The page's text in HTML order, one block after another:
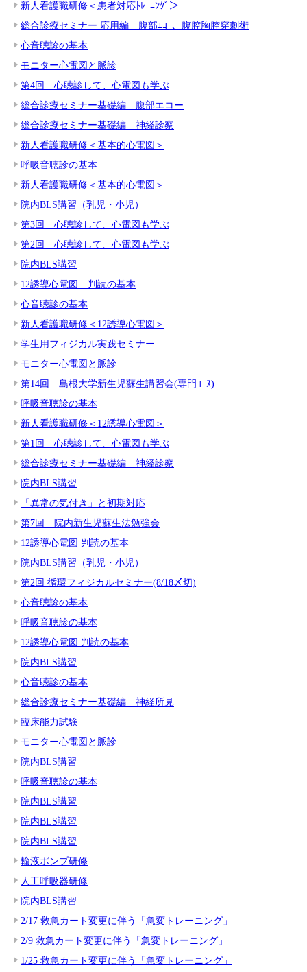
新人看護職研修＜患者対応ﾄﾚｰﾆﾝｸﾞ＞
総合診療セミナー 応用編 腹部ｴｺｰ、腹腔胸腔穿刺術
心音聴診の基本
モニター心電図と脈診
第4回 心聴診して、心電図も学ぶ
総合診療セミナー基礎編 腹部エコー
総合診療セミナー基礎編 神経診察
新人看護職研修＜基本的心電図＞
呼吸音聴診の基本
新人看護職研修＜基本的心電図＞
院内BLS講習（乳児・小児）
第3回 心聴診して、心電図も学ぶ
第2回 心聴診して、心電図も学ぶ
院内BLS講習
12誘導心電図 判読の基本
心音聴診の基本
新人看護職研修＜12誘導心電図＞
学生用フィジカル実践セミナー
モニター心電図と脈診
第14回 島根大学新生児蘇生講習会(専門ｺｰｽ)
呼吸音聴診の基本
新人看護職研修＜12誘導心電図＞
第1回 心聴診して、心電図も学ぶ
総合診療セミナー基礎編 神経診察
院内BLS講習
「異常の気付き」と初期対応
第7回 院内新生児蘇生法勉強会
12誘導心電図 判読の基本
院内BLS講習（乳児・小児）
第2回 循環フィジカルセミナー(8/18〆切)
心音聴診の基本
呼吸音聴診の基本
12誘導心電図 判読の基本
院内BLS講習
心音聴診の基本
総合診療セミナー基礎編 神経所見
臨床能力試験
モニター心電図と脈診
院内BLS講習
呼吸音聴診の基本
院内BLS講習
院内BLS講習
院内BLS講習
輸液ポンプ研修
人工呼吸器研修
院内BLS講習
2/17 救急カート変更に伴う「急変トレーニング」
2/9 救急カート変更に伴う「急変トレーニング」
1/25 救急カート変更に伴う「急変トレーニング」